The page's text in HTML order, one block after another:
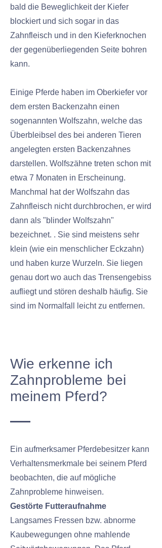
bald die Beweglichkeit der Kiefer
blockiert und sich sogar in das
Zahnfleisch und in den Kieferknochen
der gegenüberliegenden Seite bohren
kann.
Einige Pferde haben im Oberkiefer vor
dem ersten Backenzahn einen
sogenannten Wolfszahn, welche das
Überbleibsel des bei anderen Tieren
angelegten ersten Backenzahnes
darstellen. Wolfszähne treten schon mit
etwa 7 Monaten in Erscheinung.
Manchmal hat der Wolfszahn das
Zahnfleisch nicht durchbrochen, er wird
dann als "blinder Wolfszahn"
bezeichnet. . Sie sind meistens sehr
klein (wie ein menschlicher Eckzahn)
und haben kurze Wurzeln. Sie liegen
genau dort wo auch das Trensengebiss
aufliegt und stören deshalb häufig. Sie
sind im Normalfall leicht zu entfernen.
Wie erkenne ich
Zahnprobleme bei
meinem Pferd?
Ein aufmerksamer Pferdebesitzer kann
Verhaltensmerkmale bei seinem Pferd
beobachten, die auf mögliche
Zahnprobleme hinweisen.
Gestörte Futteraufnahme
Langsames Fressen bzw. abnorme
Kaubewegungen ohne mahlende